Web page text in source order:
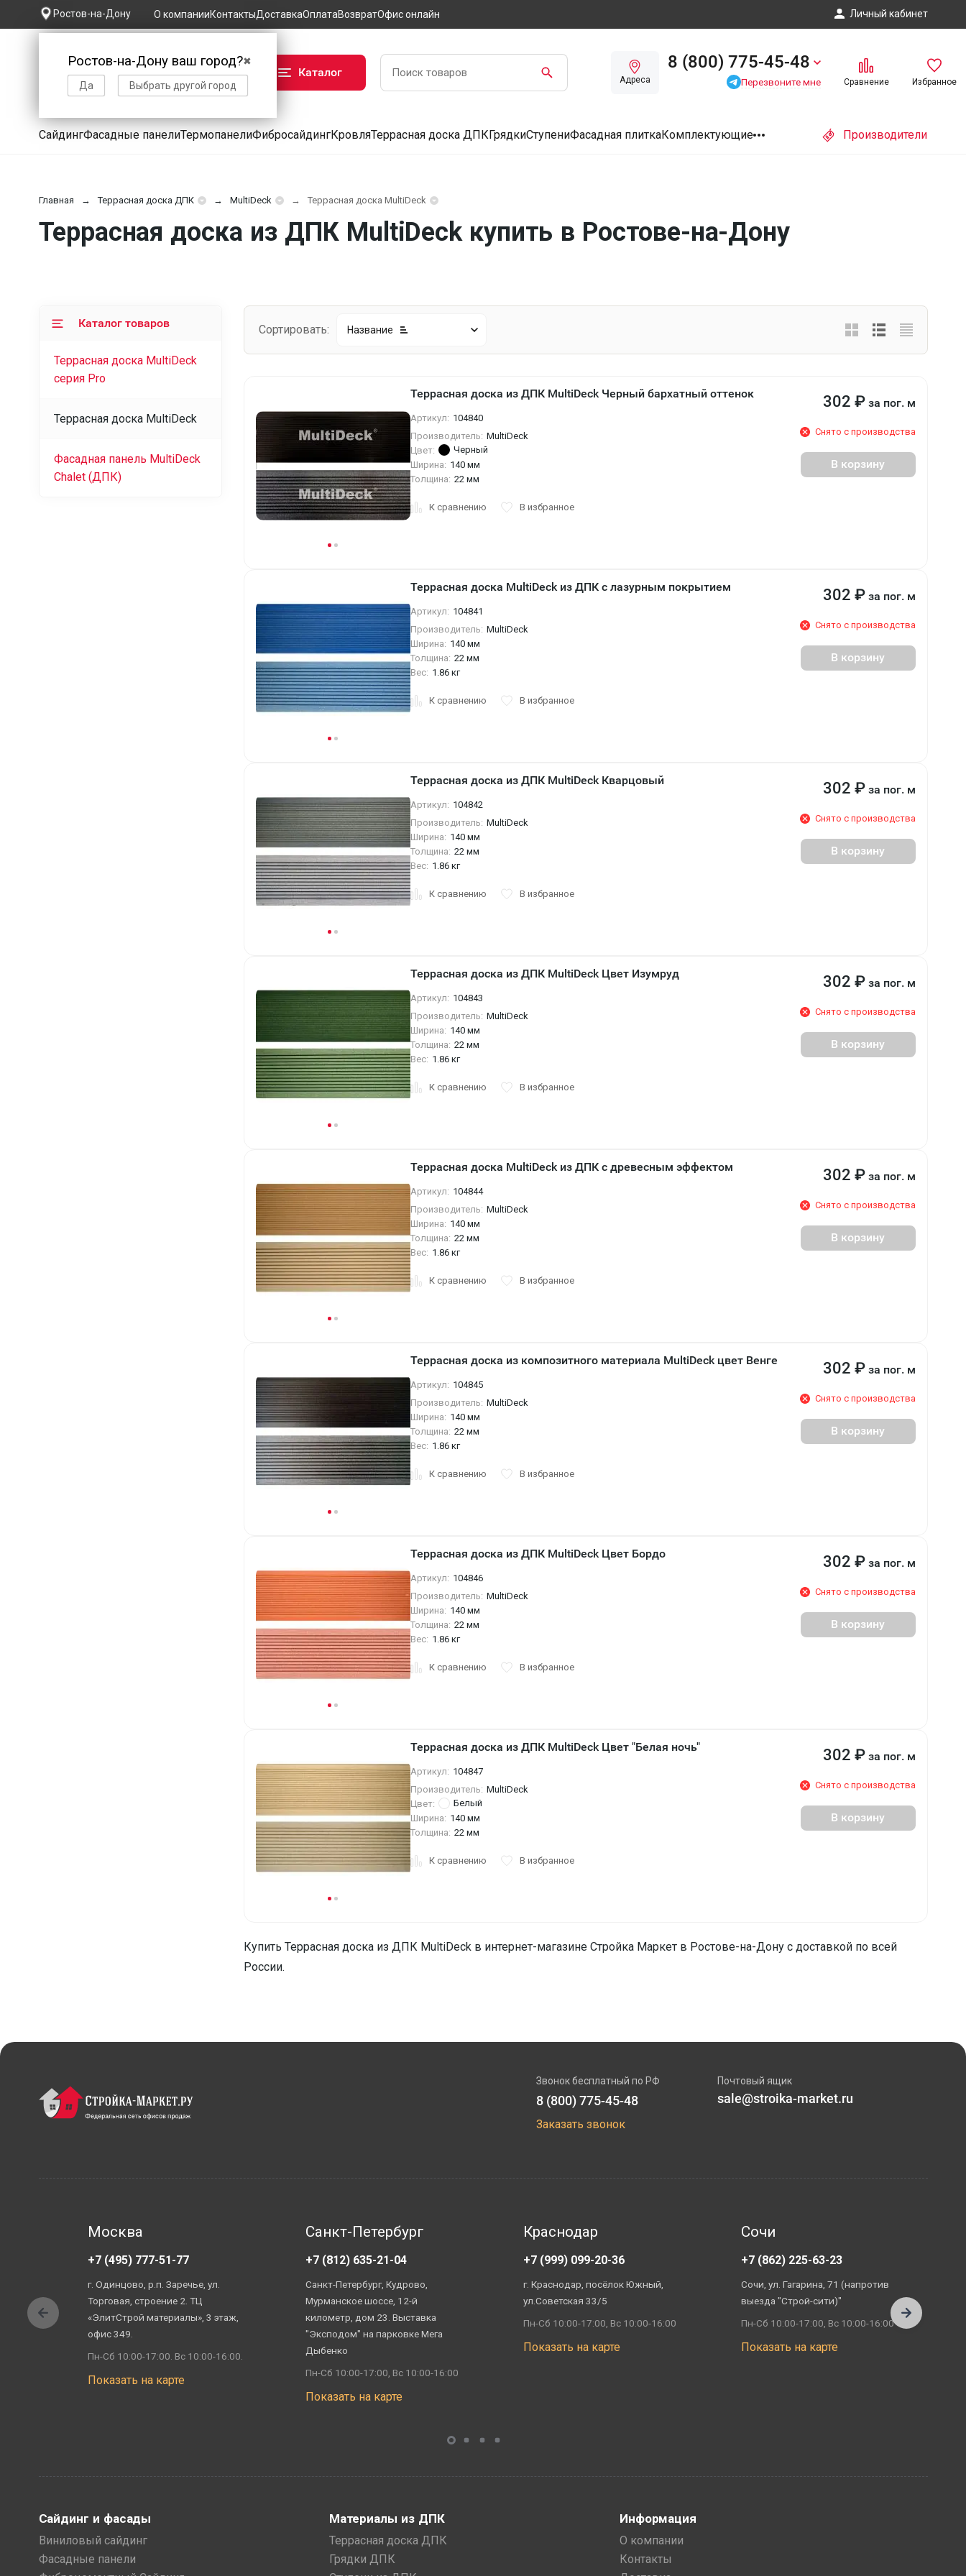
Ростов-на-Дону
✖
Ростов-на-Дону ваш город?
Да Выбрать другой город
О компанииКонтактыДоставкаОплатаВозвратОфис онлайн Личный кабинет
Каталог
Адреса
8 (800) 775-45-48
Перезвоните мне Сравнение Избранное
СайдингФасадные панелиТермопанелиФибросайдингКровляТеррасная доска ДПКГрядкиСтупениФасадная плиткаКомплектующие Производители
Главная Террасная доска ДПК MultiDeck Террасная доска MultiDeck
Террасная доска из ДПК MultiDeck купить в Ростове-на-Дону
Сортировать: Название
Террасная доска из ДПК MultiDeck Черный бархатный оттенок
Артикул: 104840
Производитель: MultiDeck
Цвет:
Черный
Ширина: 140 мм
Толщина: 22 мм
К сравнению В избранное
302 ₽ за пог. м
Снято с производства
В корзину
Террасная доска MultiDeck из ДПК с лазурным покрытием
Артикул: 104841
Производитель: MultiDeck
Ширина: 140 мм
Толщина: 22 мм
Вес: 1.86 кг
К сравнению В избранное
302 ₽ за пог. м
Снято с производства
В корзину
Террасная доска из ДПК MultiDeck Кварцовый
Артикул: 104842
Производитель: MultiDeck
Ширина: 140 мм
Толщина: 22 мм
Вес: 1.86 кг
К сравнению В избранное
302 ₽ за пог. м
Снято с производства
В корзину
Террасная доска из ДПК MultiDeck Цвет Изумруд
Артикул: 104843
Производитель: MultiDeck
Ширина: 140 мм
Толщина: 22 мм
Вес: 1.86 кг
К сравнению В избранное
302 ₽ за пог. м
Снято с производства
В корзину
Террасная доска MultiDeck из ДПК с древесным эффектом
Артикул: 104844
Производитель: MultiDeck
Ширина: 140 мм
Толщина: 22 мм
Вес: 1.86 кг
К сравнению В избранное
302 ₽ за пог. м
Снято с производства
В корзину
Террасная доска из композитного материала MultiDeck цвет Венге
Артикул: 104845
Производитель: MultiDeck
Ширина: 140 мм
Толщина: 22 мм
Вес: 1.86 кг
К сравнению В избранное
302 ₽ за пог. м
Снято с производства
В корзину
Террасная доска из ДПК MultiDeck Цвет Бордо
Артикул: 104846
Производитель: MultiDeck
Ширина: 140 мм
Толщина: 22 мм
Вес: 1.86 кг
К сравнению В избранное
302 ₽ за пог. м
Снято с производства
В корзину
Террасная доска из ДПК MultiDeck Цвет "Белая ночь"
Артикул: 104847
Производитель: MultiDeck
Цвет:
Белый
Ширина: 140 мм
Толщина: 22 мм
К сравнению В избранное
302 ₽ за пог. м
Снято с производства
В корзину
Купить Террасная доска из ДПК MultiDeck в интернет-магазине Стройка Маркет в Ростове-на-Дону с доставкой по всей
России.
Каталог товаров
Террасная доска MultiDeck
серия Pro
Террасная доска MultiDeck
Фасадная панель MultiDeck
Chalet (ДПК)
Звонок бесплатный по РФ
8 (800) 775-45-48
Заказать звонок
Почтовый ящик
sale@stroika-market.ru
Москва
+7 (495) 777-51-77
г. Одинцово, р.п. Заречье, ул.
Торговая, строение 2. ТЦ
«ЭлитСтрой материалы», 3 этаж,
офис 349.
Пн-Сб 10:00-17:00. Вс 10:00-16:00.
Показать на карте
Санкт-Петербург
+7 (812) 635-21-04
Санкт-Петербург, Кудрово,
Мурманское шоссе, 12-й
километр, дом 23. Выставка
"Эксподом" на парковке Мега
Дыбенко
Пн-Сб 10:00-17:00, Вс 10:00-16:00
Показать на карте
Краснодар
+7 (999) 099-20-36
г. Краснодар, посёлок Южный,
ул.Советская 33/5
Пн-Сб 10:00-17:00, Вс 10:00-16:00
Показать на карте
Сочи
+7 (862) 225-63-23
Сочи, ул. Гагарина, 71 (напротив
выезда "Строй-сити)"
Пн-Сб 10:00-17:00, Вс 10:00-16:00
Показать на карте
Сайдинг и фасады
Виниловый сайдинг
Фасадные панели
Материалы из ДПК
Террасная доска ДПК
Грядки ДПК
Информация
О компании
Контакты